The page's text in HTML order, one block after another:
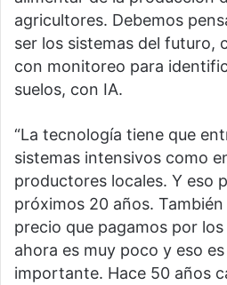
agricultores. Debemos
ser los sistemas del futuro,
con monitoreo para
suelos, con IA.
“La tecnología tiene que
sistemas intensivos como
productores locales. Y eso
próximos 20 años.
precio que pagamos por
ahora es muy poco y eso
importante. Hace 50 años